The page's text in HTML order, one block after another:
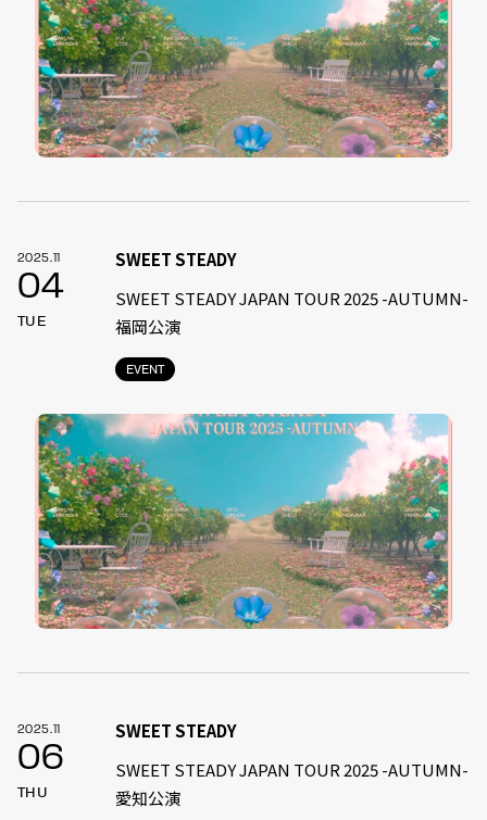
2025.11
04
TUE
EVENT
SWEET STEADY
SWEET STEADY JAPAN TOUR 2025 -AUTUMN-
福岡公演
2025.11
06
THU
SWEET STEADY
SWEET STEADY JAPAN TOUR 2025 -AUTUMN-
愛知公演